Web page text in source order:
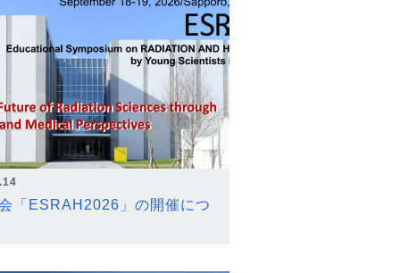
「ESRAH2026」の開催につ